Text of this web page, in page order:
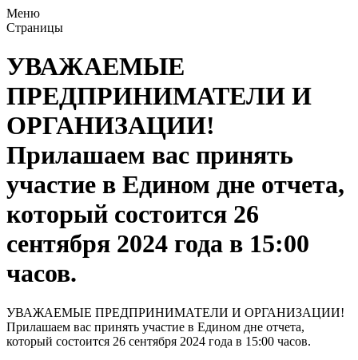
Меню
Страницы
УВАЖАЕМЫЕ
ПРЕДПРИНИМАТЕЛИ И
ОРГАНИЗАЦИИ!
Прилашаем вас принять
участие в Едином дне отчета,
который состоится 26
сентября 2024 года в 15:00
часов.
УВАЖАЕМЫЕ ПРЕДПРИНИМАТЕЛИ И ОРГАНИЗАЦИИ!
Прилашаем вас принять участие в Едином дне отчета,
который состоится 26 сентября 2024 года в 15:00 часов.